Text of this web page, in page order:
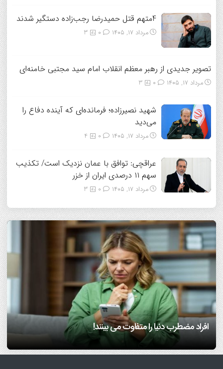
4متهم قتل حمیدرضا رجب‌زاده دستگیر شدند
مرداد ۱۷, ۱۴۰۵ 3
تصویر جدیدی از رهبر معظم انقلاب امام سید مجتبی خامنه‌ای
مرداد ۱۷, ۱۴۰۵ 3
شهید نصیرزاده؛ فرمانده‌ای که آینده دفاع را
می‌دید
مرداد ۱۷, ۱۴۰۵ 4
عراقچی: توافق با عمان نزدیک است/ تکذیب
سهم ۱۱ درصدی ایران از خزر
مرداد ۱۷, ۱۴۰۵ 3
افراد مضطرب دنیا را متفاوت می بینند!
فرزندپروری با هوش مصنوعی صحیح است یا غلط؟
7 مهارتی که هم همسفر خوب می‌سازه، هم همسر خوب!/
اینفوگرافیک
دانشمندان بعد از سی سال تحقیق می گویند: عشق هم از قوانین
ریاضی پیروی می‌کند!/ ویدئو
آیا اضطراب داشتن، ژنتیکی است؟ متخصص سلامت روان
پاسخ می‌دهد
1